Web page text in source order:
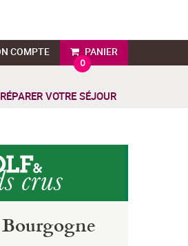
PANIER
0
COMPTE
VOTRE SÉJOUR